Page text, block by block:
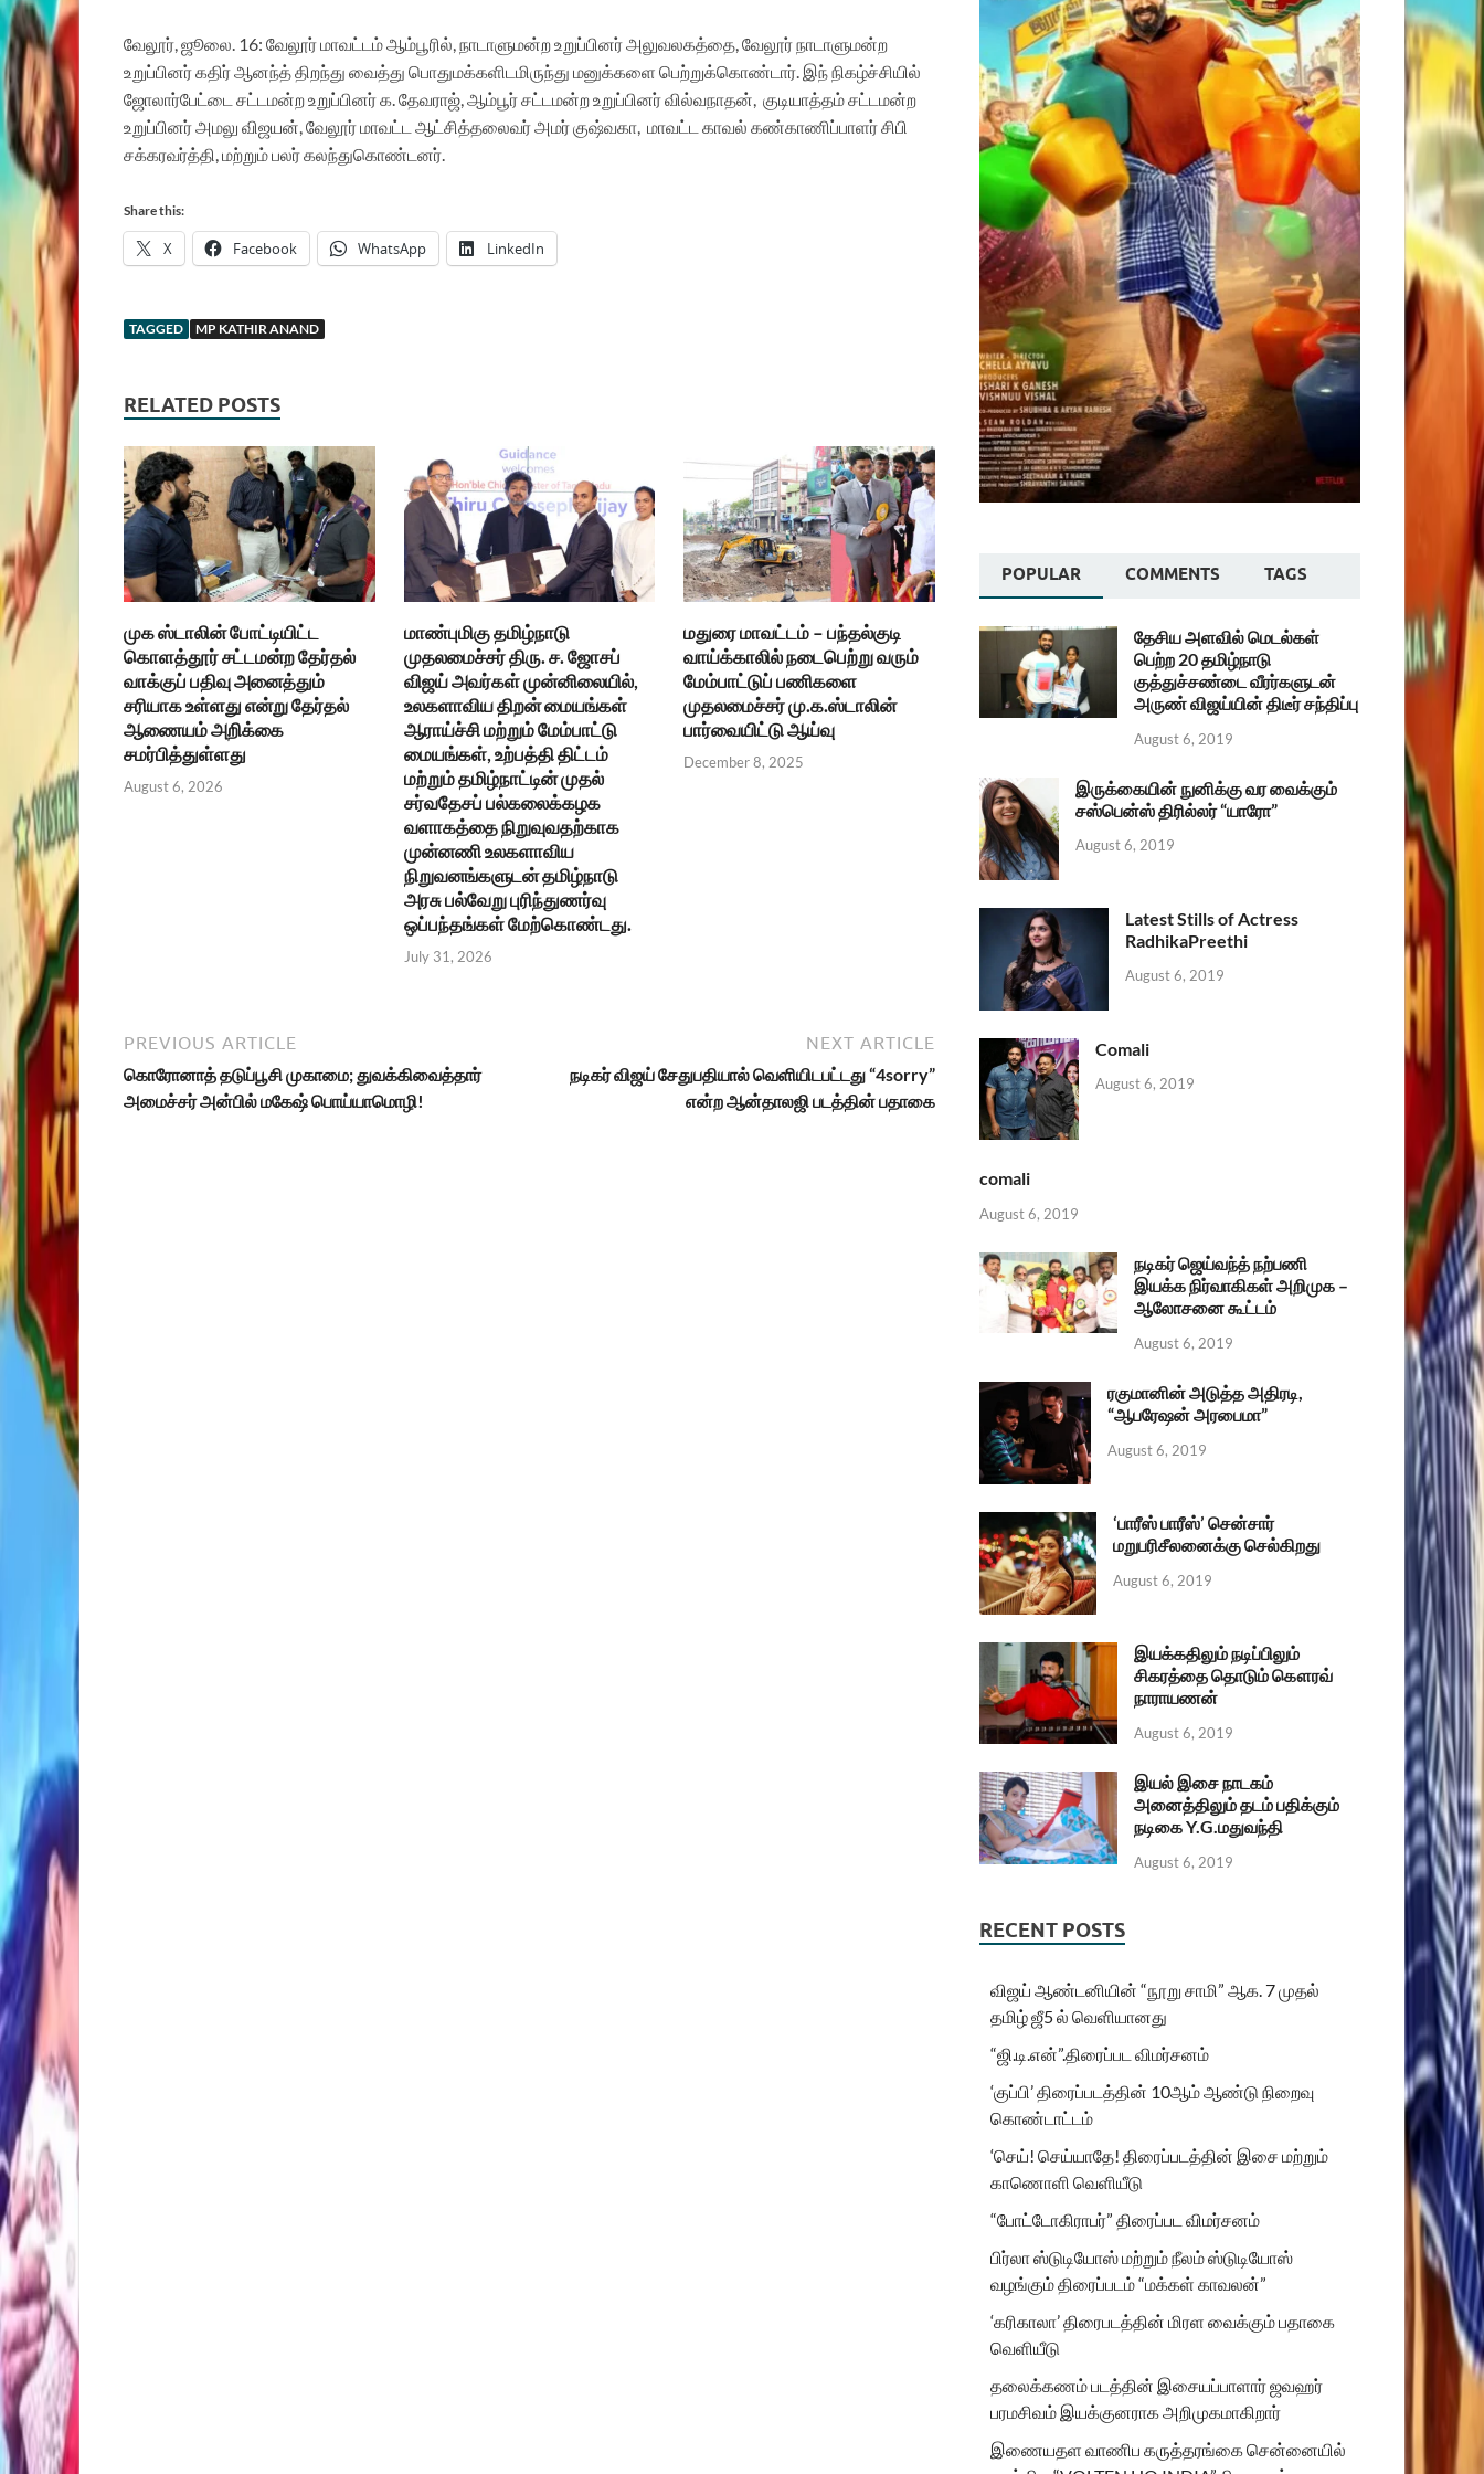
வேலூர், ஜூலை. 16: வேலூர் மாவட்டம் ஆம்பூரில், நாடாளுமன்ற உறுப்பினர் அலுவலகத்தை, வேலூர் நாடாளுமன்ற
உறுப்பினர் கதிர் ஆனந்த் திறந்து வைத்து பொதுமக்களிடமிருந்து மனுக்களை பெற்றுக்கொண்டார். இந் நிகழ்ச்சியில்
ஜோலார்பேட்டை சட்டமன்ற உறுப்பினர் க. தேவராஜ், ஆம்பூர் சட்டமன்ற உறுப்பினர் வில்வநாதன், குடியாத்தம் சட்டமன்ற
உறுப்பினர் அமலு விஜயன், வேலூர் மாவட்ட ஆட்சித்தலைவர் அமர் குஷ்வகா, மாவட்ட காவல் கண்காணிப்பாளர் சிபி
சக்கரவர்த்தி, மற்றும் பலர் கலந்துகொண்டனர்.
Share this:
X Facebook WhatsApp LinkedIn
TAGGED MP KATHIR ANAND
RELATED POSTS
முக ஸ்டாலின் போட்டியிட்ட
கொளத்தூர் சட்டமன்ற தேர்தல்
வாக்குப் பதிவு அனைத்தும்
சரியாக உள்ளது என்று தேர்தல்
ஆணையம் அறிக்கை
சமர்பித்துள்ளது
August 6, 2026
மாண்புமிகு தமிழ்நாடு
முதலமைச்சர் திரு. ச. ஜோசப்
விஜய் அவர்கள் முன்னிலையில்,
உலகளாவிய திறன் மையங்கள்
ஆராய்ச்சி மற்றும் மேம்பாட்டு
மையங்கள், உற்பத்தி திட்டம்
மற்றும் தமிழ்நாட்டின் முதல்
சர்வதேசப் பல்கலைக்கழக
வளாகத்தை நிறுவுவதற்காக
முன்னணி உலகளாவிய
நிறுவனங்களுடன் தமிழ்நாடு
அரசு பல்வேறு புரிந்துணர்வு
ஒப்பந்தங்கள் மேற்கொண்டது.
July 31, 2026
மதுரை மாவட்டம் – பந்தல்குடி
வாய்க்காலில் நடைபெற்று வரும்
மேம்பாட்டுப் பணிகளை
முதலமைச்சர் மு.க.ஸ்டாலின்
பார்வையிட்டு ஆய்வு
December 8, 2025
PREVIOUS ARTICLE
கொரோனாத் தடுப்பூசி முகாமை; துவக்கிவைத்தார்
அமைச்சர் அன்பில் மகேஷ் பொய்யாமொழி!
NEXT ARTICLE
நடிகர் விஜய் சேதுபதியால் வெளியிடபட்டது “4sorry”
என்ற ஆன்தாலஜி படத்தின் பதாகை
POPULAR COMMENTS TAGS
தேசிய அளவில் மெடல்கள்
பெற்ற 20 தமிழ்நாடு
குத்துச்சண்டை வீரர்களுடன்
அருண் விஜய்யின் திடீர் சந்திப்பு
August 6, 2019
இருக்கையின் நுனிக்கு வர வைக்கும்
சஸ்பென்ஸ் திரில்லர் “யாரோ”
August 6, 2019
Latest Stills of Actress
RadhikaPreethi
August 6, 2019
Comali
August 6, 2019
comali
August 6, 2019
நடிகர் ஜெய்வந்த் நற்பணி
இயக்க நிர்வாகிகள் அறிமுக –
ஆலோசனை கூட்டம்
August 6, 2019
ரகுமானின் அடுத்த அதிரடி,
“ஆபரேஷன் அரபைமா”
August 6, 2019
‘பாரீஸ் பாரீஸ்’ சென்சார்
மறுபரிசீலனைக்கு செல்கிறது
August 6, 2019
இயக்கதிலும் நடிப்பிலும்
சிகரத்தை தொடும் கௌரவ்
நாராயணன்
August 6, 2019
இயல் இசை நாடகம்
அனைத்திலும் தடம் பதிக்கும்
நடிகை Y.G.மதுவந்தி
August 6, 2019
RECENT POSTS
விஜய் ஆண்டனியின் “நூறு சாமி” ஆக. 7 முதல்
தமிழ் ஜீ5 ல் வெளியானது
“ஜி.டி.என்”.திரைப்பட விமர்சனம்
‘குப்பி’ திரைப்படத்தின் 10ஆம் ஆண்டு நிறைவு
கொண்டாட்டம்
‘செய்! செய்யாதே! திரைப்படத்தின் இசை மற்றும்
காணொளி வெளியீடு
“போட்டோகிராபர்” திரைப்பட விமர்சனம்
பிர்லா ஸ்டுடியோஸ் மற்றும் நீலம் ஸ்டுடியோஸ்
வழங்கும் திரைப்படம் “மக்கள் காவலன்”
‘கரிகாலா’ திரைபடத்தின் மிரள வைக்கும் பதாகை
வெளியீடு
தலைக்கணம் படத்தின் இசையப்பாளார் ஜவஹர்
பரமசிவம் இயக்குனராக அறிமுகமாகிறார்
இணையதள வாணிப கருத்தரங்கை சென்னையில்